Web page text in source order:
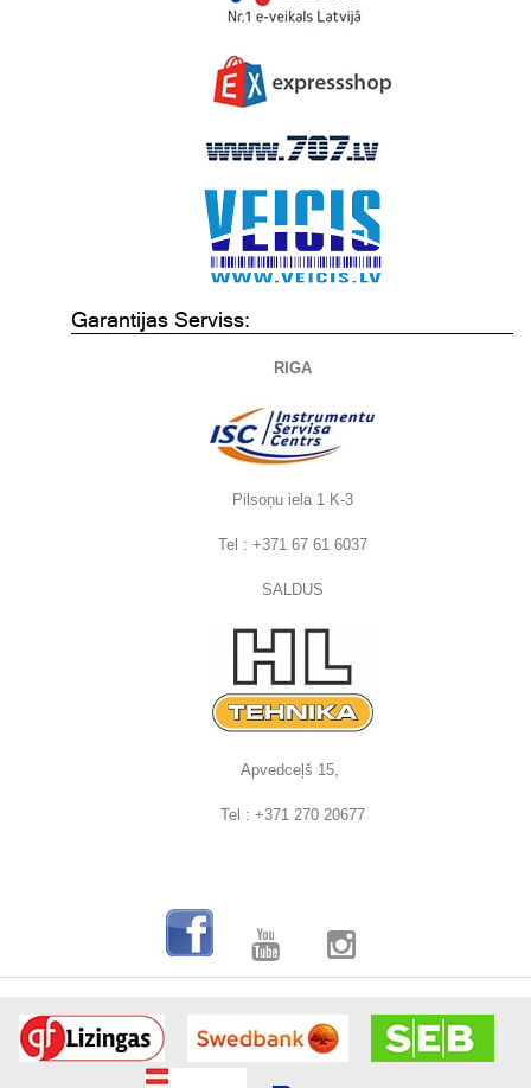
Garantijas Serviss:
RIGA
Pilsoņu iela 1 K-3
Tel : +371 67 61 6037
SALDUS
Apvedceļš 15,
Tel : +371 270 20677